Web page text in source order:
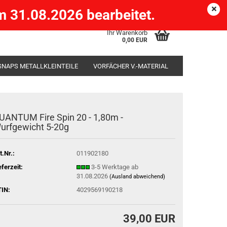
) Kundenlogin
Ihr Warenkorb
0,00 EUR
31.08.2026 bearbeitet.
METALLKLEINTEILE VORFÄCHER V.-MATERIAL
Fire Spin 20 - 1,80m -
5-20g
011902180
3-5 Werktage ab
31.08.2026 (Ausland abweichend)
4029569190218
39,00 EUR